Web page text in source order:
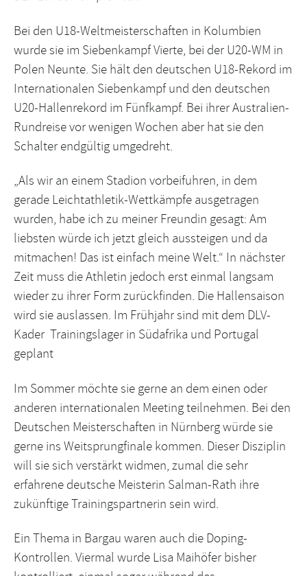
Bei den U18-Weltmeisterschaften in Kolumbien
wurde sie im Siebenkampf Vierte, bei der U20-WM in
Polen Neunte. Sie hält den deutschen U18-Rekord im
Internationalen Siebenkampf und den deutschen
U20-Hallenrekord im Fünfkampf. Bei ihrer Australien-
Rundreise vor wenigen Wochen aber hat sie den
Schalter endgültig umgedreht.
„Als wir an einem Stadion vorbeifuhren, in dem
gerade Leichtathletik-Wettkämpfe ausgetragen
wurden, habe ich zu meiner Freundin gesagt: Am
liebsten würde ich jetzt gleich aussteigen und da
mitmachen! Das ist einfach meine Welt.“ In nächster
Zeit muss die Athletin jedoch erst einmal langsam
wieder zu ihrer Form zurückfinden. Die Hallensaison
wird sie auslassen. Im Frühjahr sind mit dem DLV-
Kader Trainingslager in Südafrika und Portugal
geplant
Im Sommer möchte sie gerne an dem einen oder
anderen internationalen Meeting teilnehmen. Bei den
Deutschen Meisterschaften in Nürnberg würde sie
gerne ins Weitsprungfinale kommen. Dieser Disziplin
will sie sich verstärkt widmen, zumal die sehr
erfahrene deutsche Meisterin Salman-Rath ihre
zukünftige Trainingspartnerin sein wird.
Ein Thema in Bargau waren auch die Doping-
Kontrollen. Viermal wurde Lisa Maihöfer bisher